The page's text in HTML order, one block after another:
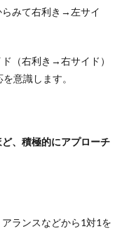
みて右利き→左サイ
（右利き→右サイド）
意識します。
、積極的にアプローチ
ランスなどから1対1を